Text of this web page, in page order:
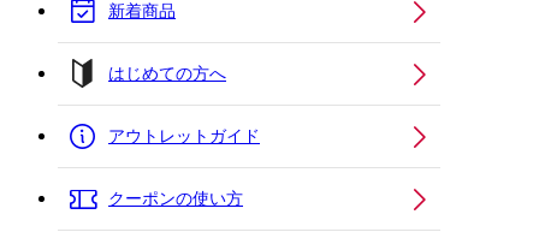
新着商品
はじめての方へ
アウトレットガイド
クーポンの使い方